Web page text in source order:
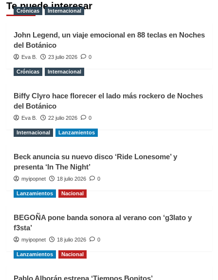
Te puede interesar
Crónicas Internacional
John Legend, un viaje emocional en 88 teclas en Noches
del Botánico
Eva B. 23 julio 2026 0
Crónicas Internacional
Biffy Clyro hace florecer el lado más rockero de Noches
del Botánico
Eva B. 22 julio 2026 0
Internacional Lanzamientos
Beck anuncia su nuevo disco ‘Ride Lonesome’ y
presenta ‘In The Night’
myipopnet 18 julio 2026 0
Lanzamientos Nacional
BEGOÑA pone banda sonora al verano con ‘g3lato y
f3sta’
myipopnet 18 julio 2026 0
Lanzamientos Nacional
Pablo Alborán estrena ‘Tiempos Bonitos’